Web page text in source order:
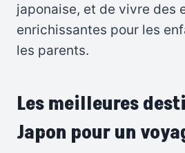
japonaise, et de vivre des
enrichissantes pour les
les parents.
Les meilleures
Japon pour un